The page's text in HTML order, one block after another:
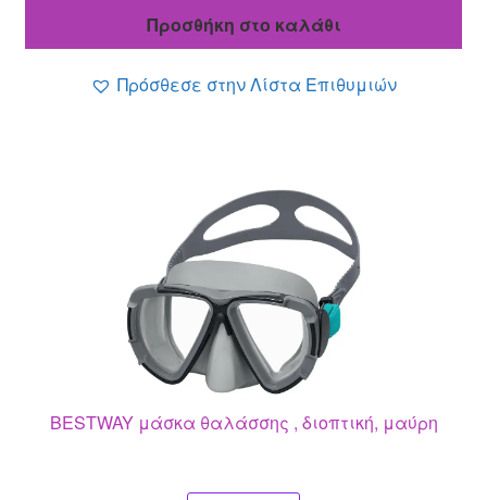
6.60 €. είναι:
Προσθήκη στο καλάθι
Πρόσθεσε στην Λίστα Επιθυμιών
BESTWAY μάσκα θαλάσσης , διοπτική, μαύρη